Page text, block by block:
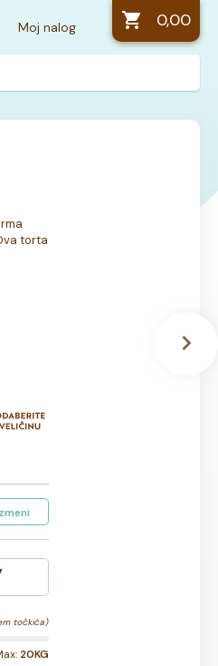
Moj nalog 0,00
torta
točkića)
20KG